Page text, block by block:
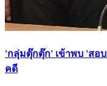
'กลุ่มตุ๊กตุ๊ก' เข้าพบ 'สอ
คดี